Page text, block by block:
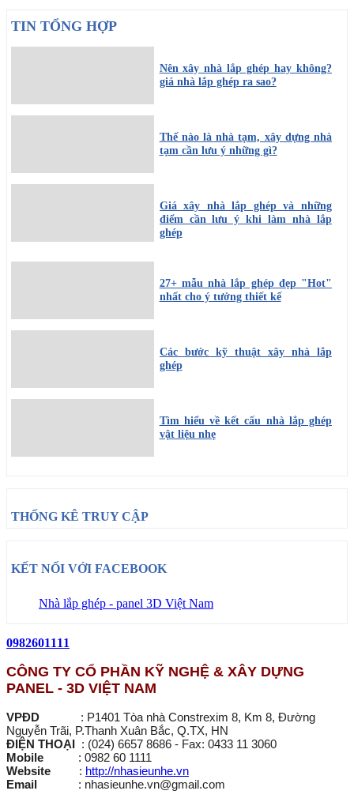
TIN TỔNG HỢP
Nên xây nhà lắp ghép hay không?
giá nhà lắp ghép ra sao?
Thế nào là nhà tạm, xây dựng nhà
tạm cần lưu ý những gì?
Giá xây nhà lắp ghép và những
điểm cần lưu ý khi làm nhà lắp
ghép
27+ mẫu nhà lắp ghép đẹp "Hot"
nhất cho ý tưởng thiết kế
Các bước kỹ thuật xây nhà lắp
ghép
Tìm hiểu về kết cấu nhà lắp ghép
vật liệu nhẹ
THỐNG KÊ TRUY CẬP
KẾT NỐI VỚI FACEBOOK
Nhà lắp ghép - panel 3D Việt Nam
0982601111
CÔNG TY CỔ PHẦN KỸ NGHỆ & XÂY DỰNG
PANEL - 3D VIỆT NAM
VPĐD : P1401 Tòa nhà Constrexim 8, Km 8, Đường
Nguyễn Trãi, P.Thanh Xuân Bắc, Q.TX, HN
ĐIỆN THOẠI : (024) 6657 8686 - Fax: 0433 11 3060
Mobile : 0982 60 1111
Website
: http://nhasieunhe.vn
Email
: nhasieunhe.vn@gmail.com